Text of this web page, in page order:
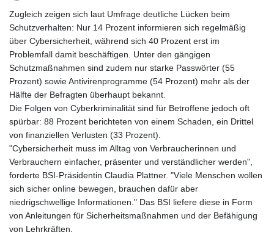
HTG 150.718127
HUF 363.096405
IDR
20580.370421
ILS 3.468234
IMP 0.8566
INR 110.076256
IQD
1509.981237
IRR
1590322.371805
ISK 142.598215
JEP 0.8566
JMD 183.057725
JOD 0.819746
JPY 182.445186
Zugleich zeigen sich laut Umfrage deutliche Lücken beim
Schutzverhalten: Nur 14 Prozent informieren sich regelmäßig
über Cybersicherheit, während sich 40 Prozent erst im
Problemfall damit beschäftigen. Unter den gängigen
Schutzmaßnahmen sind zudem nur starke Passwörter (55
Prozent) sowie Antivirenprogramme (54 Prozent) mehr als der
Hälfte der Befragten überhaupt bekannt.
Die Folgen von Cyberkriminalität sind für Betroffene jedoch oft
spürbar: 88 Prozent berichteten von einem Schaden, ein Drittel
von finanziellen Verlusten (33 Prozent).
"Cybersicherheit muss im Alltag von Verbraucherinnen und
Verbrauchern einfacher, präsenter und verständlicher werden",
forderte BSI-Präsidentin Claudia Plattner. "Viele Menschen wollen
sich sicher online bewegen, brauchen dafür aber
niedrigschwellige Informationen." Das BSI liefere diese in Form
von Anleitungen für Sicherheitsmaßnahmen und der Befähigung
von Lehrkräften.